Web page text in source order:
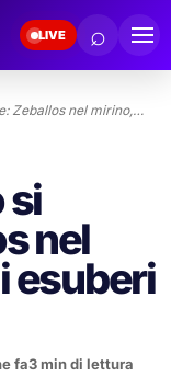
LIVE ⌕
Zeballos nel mirino,…
si
nel
esuberi
fa3 min di lettura